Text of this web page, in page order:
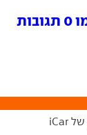
של iCar